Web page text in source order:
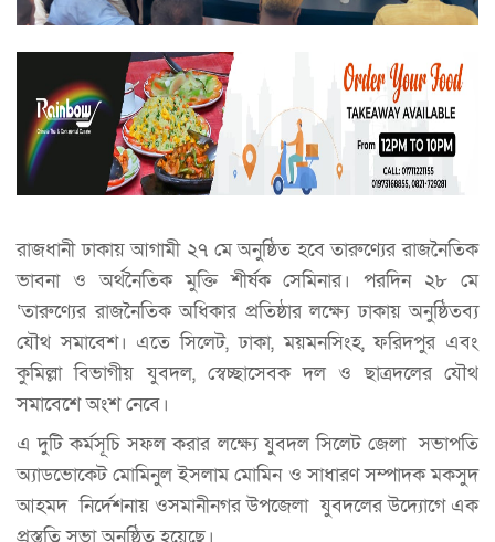
রাজধানী ঢাকায় আগামী ২৭ মে অনুষ্ঠিত হবে তারুণ্যের রাজনৈতিক
ভাবনা ও অর্থনৈতিক মুক্তি শীর্ষক সেমিনার। পরদিন ২৮ মে
‘তারুণ্যের রাজনৈতিক অধিকার প্রতিষ্ঠার লক্ষ্যে ঢাকায় অনুষ্ঠিতব্য
যৌথ সমাবেশ। এতে সিলেট, ঢাকা, ময়মনসিংহ, ফরিদপুর এবং
কুমিল্লা বিভাগীয় যুবদল, স্বেচ্ছাসেবক দল ও ছাত্রদলের যৌথ
সমাবেশে অংশ নেবে।
এ দুটি কর্মসূচি সফল করার লক্ষ্যে যুবদল সিলেট জেলা সভাপতি
অ্যাডভোকেট মোমিনুল ইসলাম মোমিন ও সাধারণ সম্পাদক মকসুদ
আহমদ নির্দেশনায় ওসমানীনগর উপজেলা যুবদলের উদ্যোগে এক
প্রস্তুতি সভা অনুষ্ঠিত হয়েছে।